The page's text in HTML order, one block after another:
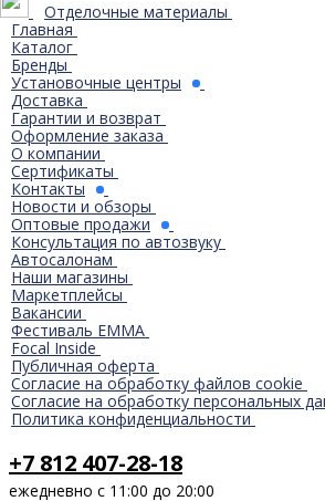
Отделочные материалы
Главная
Каталог
Бренды
Установочные центры
Доставка
Гарантии и возврат
Оформление заказа
О компании
Сертификаты
Контакты
Новости и обзоры
Оптовые продажи
Консультация по автозвуку
Автосалонам
Наши магазины
Маркетплейсы
Вакансии
Фестиваль EMMA
Focal Inside
Публичная оферта
Согласие на обработку файлов cookie
Согласие на обработку персональных
Политика конфиденциальности
+7 812 407-28-18
ежедневно с 11:00 до 20:00